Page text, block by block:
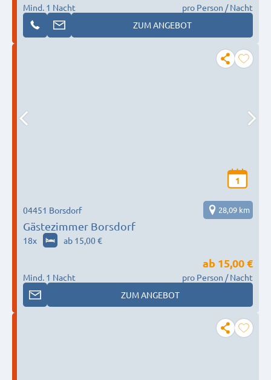
Mind. 1 Nacht
pro Person / Nacht
ZUM ANGEBOT
1
Gästezimmer Borsdorf
04451 Borsdorf 28,09 km
18x ab 15,00 €
Mind. 1 Nacht
ab 15,00 €
pro Person / Nacht
ZUM ANGEBOT